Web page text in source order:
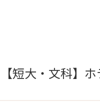
【短大・文科】